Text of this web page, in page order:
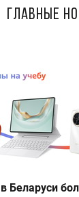
Главные
Беларуси